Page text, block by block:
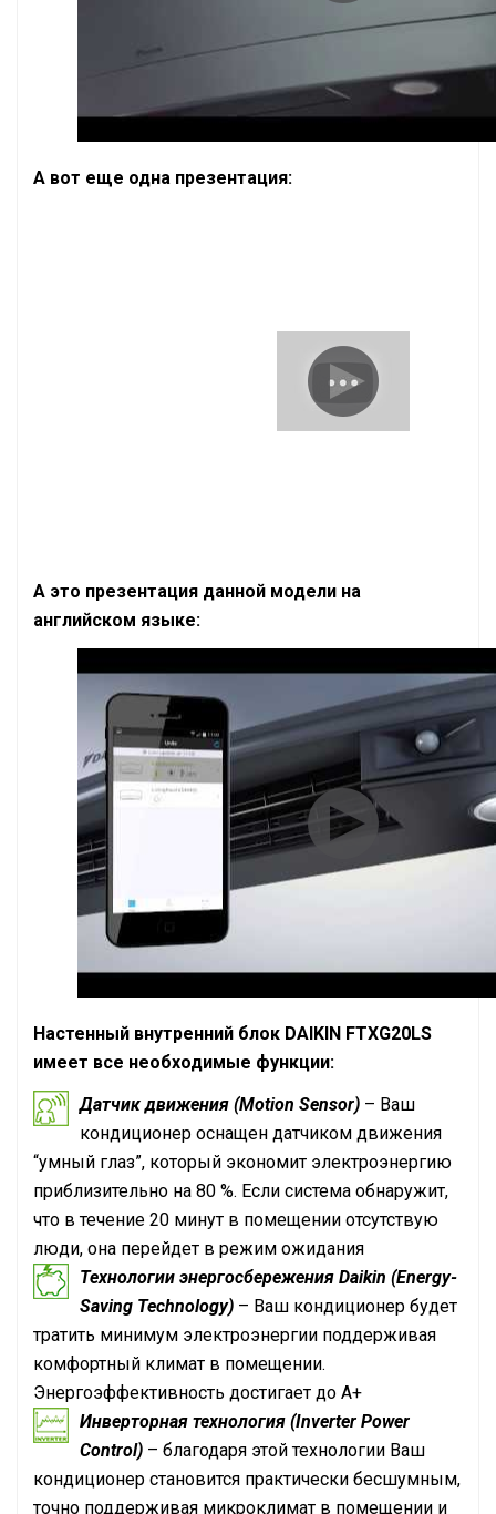
А вот еще одна презентация:
А это презентация данной модели на
английском языке:
Настенный внутренний блок DAIKIN FTXG20LS
имеет все необходимые функции:
Датчик движения (Motion Sensor) – Ваш
кондиционер оснащен датчиком движения
“умный глаз”, который экономит электроэнергию
приблизительно на 80 %. Если система обнаружит,
что в течение 20 минут в помещении отсутствую
люди, она перейдет в режим ожидания
Технологии энергосбережения Daikin (Energy-
Saving Technology) – Ваш кондиционер будет
тратить минимум электроэнергии поддерживая
комфортный климат в помещении.
Энергоэффективность достигает до А+
Инверторная технология (Inverter Power
Control) – благодаря этой технологии Ваш
кондиционер становится практически бесшумным,
точно поддерживая микроклимат в помещении и